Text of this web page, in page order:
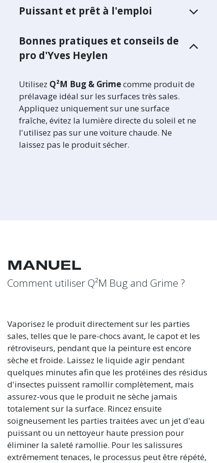
Puissant et prêt à l'emploi
Bonnes pratiques et conseils de
pro d'Yves Heylen
Utilisez Q²M Bug & Grimecomme produit de
prélavage idéal sur les surfaces très sales.
Appliquez uniquement sur une surface
fraîche, évitez la lumière directe du soleil et ne
l'utilisez pas sur une voiture chaude. Ne
laissez pas le produit sécher.
MANUEL
Comment utiliser Q²M Bug and Grime ?
Vaporisez le produit directement sur les parties
sales, telles que le pare-chocs avant, le capot et les
rétroviseurs, pendant que la peinture est encore
sèche et froide. Laissez le liquide agir pendant
quelques minutes afin que les protéines des résidus
d'insectes puissent ramollir complètement, mais
assurez-vous que le produit ne sèche jamais
totalement sur la surface. Rincez ensuite
soigneusement les parties traitées avec un jet d'eau
puissant ou un nettoyeur haute pression pour
éliminer la saleté ramollie. Pour les salissures
extrêmement tenaces, le processus peut être répété,